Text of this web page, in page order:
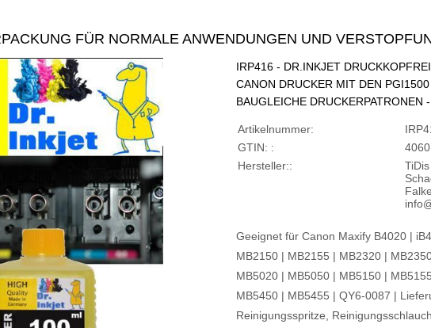
FÜR NORMALE ANWENDUNGEN UND
IRP416 - DR.INKJET
CANON DRUCKER MIT DEN
BAUGLEICHE DRUCKERPATRONEN
Artikelnummer:
GTIN: :
Hersteller::
Geeignet für Canon Maxify B4020 |
MB2150 | MB2155 | MB2320 |
MB5020 | MB5050 | MB5150 |
MB5450 | MB5455 | QY6-0087 |
Reinigungsspritze,